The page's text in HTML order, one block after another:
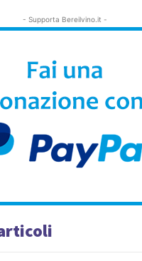
- Supporta Bereilvino.it -